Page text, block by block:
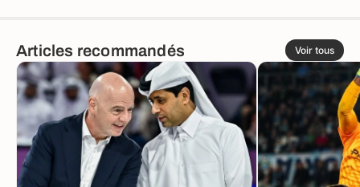
Articles recommandés Voir tous